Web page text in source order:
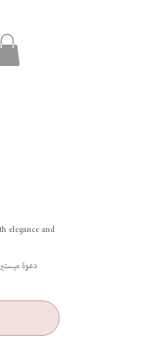
elegance and
دعوة